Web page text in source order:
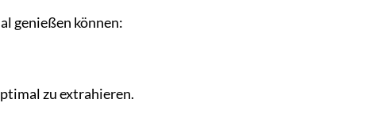
genießen können:
zu extrahieren.